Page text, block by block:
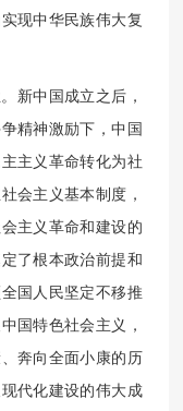
现中华民族伟大复
新中国成立之后，
精神激励下，中国
主义革命转化为社
会主义基本制度，
主义革命和建设的
了根本政治前提和
国人民坚定不移推
国特色社会主义，
奔向全面小康的历
代化建设的伟大成